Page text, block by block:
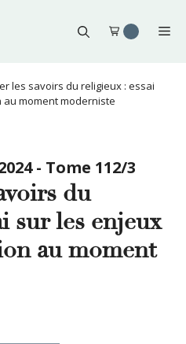
les savoirs du religieux : essai
moment moderniste
- Tome 112/3
du
sur les enjeux
au moment